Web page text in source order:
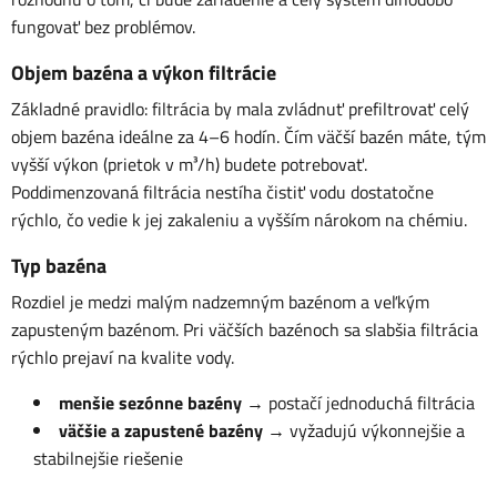
fungovať bez problémov.
Objem bazéna a výkon filtrácie
Základné pravidlo: filtrácia by mala zvládnuť prefiltrovať celý
objem bazéna ideálne za 4–6 hodín. Čím väčší bazén máte, tým
vyšší výkon (prietok v m³/h) budete potrebovať.
Poddimenzovaná filtrácia nestíha čistiť vodu dostatočne
rýchlo, čo vedie k jej zakaleniu a vyšším nárokom na chémiu.
Typ bazéna
Rozdiel je medzi malým nadzemným bazénom a veľkým
zapusteným bazénom. Pri väčších bazénoch sa slabšia filtrácia
rýchlo prejaví na kvalite vody.
menšie sezónne bazény → postačí jednoduchá filtrácia
väčšie a zapustené bazény → vyžadujú výkonnejšie a
stabilnejšie riešenie